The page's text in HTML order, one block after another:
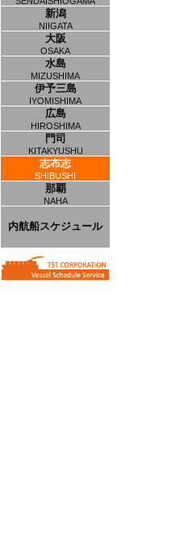
新潟
NIIGATA
大阪
OSAKA
水島
MIZUSHIMA
伊予三島
IYOMISHIMA
広島
HIROSHIMA
門司
KITAKYUSHU
志布志
SHIBUSHI
那覇
NAHA
内航船スケジュール